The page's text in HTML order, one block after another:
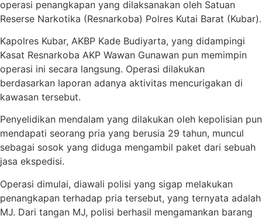
operasi penangkapan yang dilaksanakan oleh Satuan
Reserse Narkotika (Resnarkoba) Polres Kutai Barat (Kubar).
Kapolres Kubar, AKBP Kade Budiyarta, yang didampingi
Kasat Resnarkoba AKP Wawan Gunawan pun memimpin
operasi ini secara langsung. Operasi dilakukan
berdasarkan laporan adanya aktivitas mencurigakan di
kawasan tersebut.
Penyelidikan mendalam yang dilakukan oleh kepolisian pun
mendapati seorang pria yang berusia 29 tahun, muncul
sebagai sosok yang diduga mengambil paket dari sebuah
jasa ekspedisi.
Operasi dimulai, diawali polisi yang sigap melakukan
penangkapan terhadap pria tersebut, yang ternyata adalah
MJ. Dari tangan MJ, polisi berhasil mengamankan barang